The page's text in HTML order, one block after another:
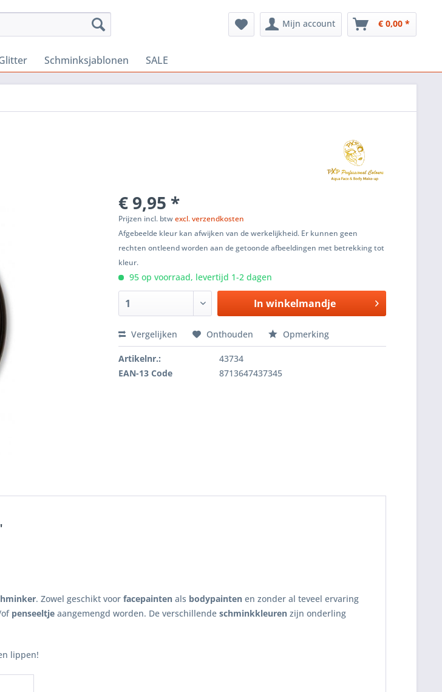
Mijn account € 0,00 *
Schminksjablonen SALE
€ 9,95 *
Prijzen incl. btwexcl. verzendkosten
Afgebeelde kleur kan afwijken van de werkelijkheid. Er kunnen geen
rechten ontleend worden aan de getoonde afbeeldingen met betrekking tot
kleur.
95 op voorraad, levertijd 1-2 dagen
In winkelmandje
Vergelijken Onthouden Opmerking
Artikelnr.:
43734
EAN-13 Code
8713647437345
. Zowel geschikt voor facepainten als bodypainten en zonder al teveel ervaring
penseeltje aangemengd worden. De verschillende schminkkleuren zijn onderling
lippen!